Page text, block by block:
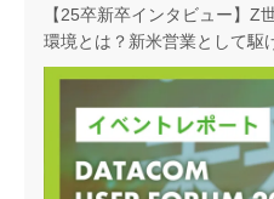
【25卒新卒インタビュー】Z
環境とは？新米営業として駆